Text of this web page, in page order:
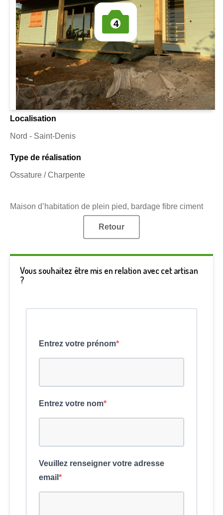
4
Localisation
Nord - Saint-Denis
Type de réalisation
Ossature / Charpente
Maison d’habitation de plein pied, bardage fibre ciment
Retour
Vous souhaitez être mis en relation avec cet artisan
?
Entrez votre prénom
Entrez votre nom
Veuillez renseigner votre adresse
email